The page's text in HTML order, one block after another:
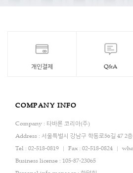
개인결제 Q&A
COMPANY INFO
Company : 타바론 코리아(주)
Address : 서울특별시 강남구 학동로56길 47 2층
Tel : 02-518-0819
Fax : 02-518-0824
Business license : 105-87-23065